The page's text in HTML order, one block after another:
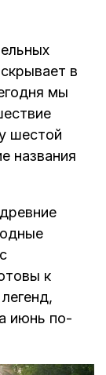
в
мы
шестой
названия
к
июнь по-